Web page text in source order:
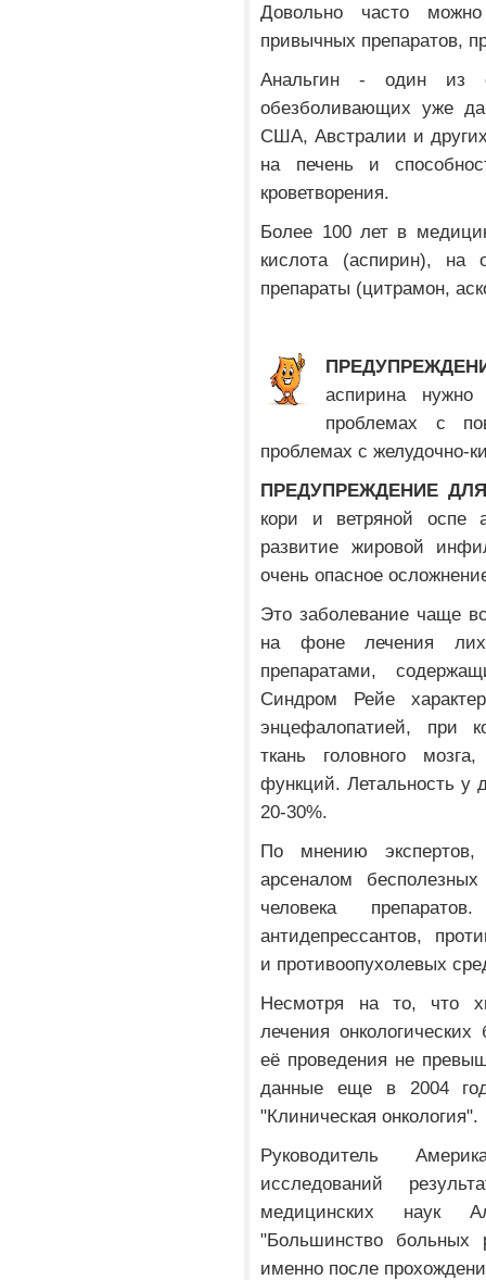
Довольно часто
привычных препаратов,
Анальгин - один из
обезболивающих уже
США, Австралии и других
на печень и
кроветворения.
Более 100 лет в
кислота (аспирин), на
препараты (цитрамон,
аспирина нужно
проблемах с
проблемах с желудочно-
ПРЕДУПРЕЖДЕНИЕ
кори и ветряной оспе
развитие жировой
очень опасное
Это заболевание чаще
на фоне лечения
препаратами,
Синдром Рейе
энцефалопатией, при
ткань головного
функций. Летальность у
20-30%.
По мнению экспертов,
арсеналом
человека
антидепрессантов,
и противоопухолевых
Несмотря на то, что
лечения
её проведения не
данные еще в 2004
"Клиническая онкология".
Руководитель
исследований
медицинских наук
"Большинство больных
именно после